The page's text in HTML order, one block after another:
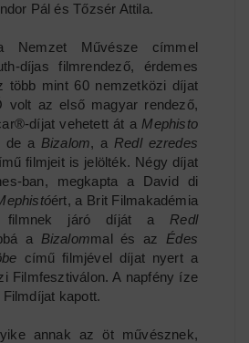
Pál és Tőzsér Attila.
Nemzet Művésze címmel
díjas filmrendező, érdemes
több mint 60 nemzetközi díjat
volt az első magyar rendező,
díjat vehetett át a Mephisto
de a Bizalom, a Redl ezredes
filmjeit is jelölték. Négy díjat
ban, megkapta a David di
ért, a Brit Filmakadémia
filmnek járó díját a Redl
a Bizalommal és az Édes
című filmjével díjat nyert a
Filmfesztiválon. A napfény íze
kapott.
annak az öt művésznek,